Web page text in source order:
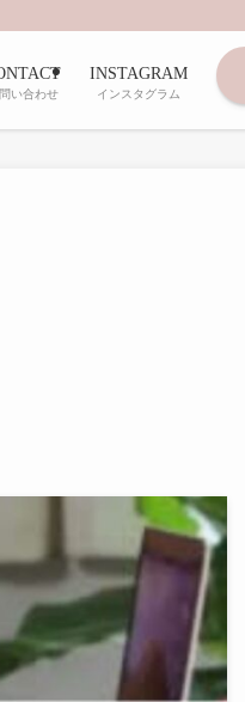
い合わせ
INSTAGRAM
インスタグラム